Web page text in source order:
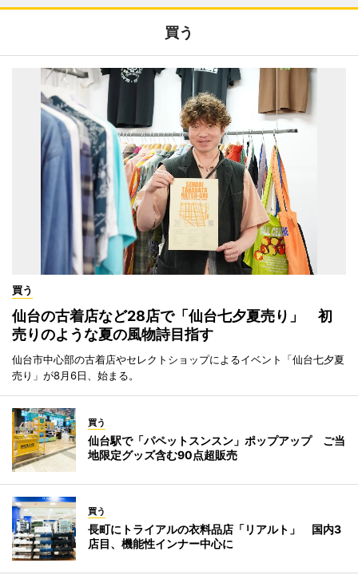
買う
買う
仙台の古着店など28店で「仙台七夕夏売り」 初
売りのような夏の風物詩目指す
仙台市中心部の古着店やセレクトショップによるイベント「仙台七夕夏
売り」が8月6日、始まる。
買う
仙台駅で「パペットスンスン」ポップアップ ご当
地限定グッズ含む90点超販売
買う
長町にトライアルの衣料品店「リアルト」 国内3
店目、機能性インナー中心に